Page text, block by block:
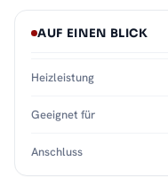
AUF EINEN BLICK
Heizleistung
Geeignet für
Anschluss